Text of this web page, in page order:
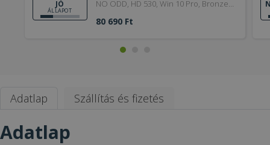
JÓ
ÁLLAPOT
NO ODD, HD 530, Win 10 Pro, Bronze,
80 690 Ft
Adatlap Szállítás és fizetés
Adatlap